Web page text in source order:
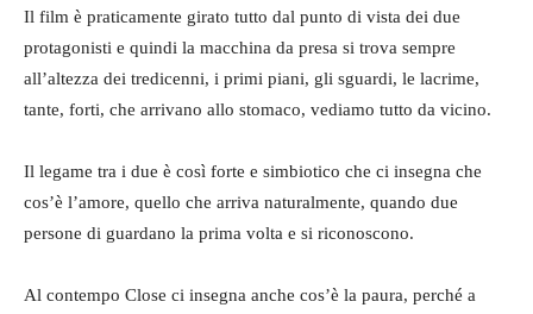
Il film è praticamente girato tutto dal punto di vista dei due
protagonisti e quindi la macchina da presa si trova sempre
all’altezza dei tredicenni, i primi piani, gli sguardi, le lacrime,
tante, forti, che arrivano allo stomaco, vediamo tutto da vicino.
Il legame tra i due è così forte e simbiotico che ci insegna che
cos’è l’amore, quello che arriva naturalmente, quando due
persone di guardano la prima volta e si riconoscono.
Al contempo Close ci insegna anche cos’è la paura, perché a